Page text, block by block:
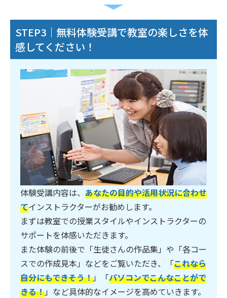
STEP3｜無料体験受講で教室の楽しさを体
感してください！
体験受講内容は、 あなたの目的や活用状況に合わせ
てインストラクターがお勧めします。
まずは教室での授業スタイルやインストラクターの
サポートを体感いただきます。
また体験の前後で「生徒さんの作品集」や「各コー
スでの作成見本」などをご覧いただき、「これなら
自分にもできそう！」「パソコンでこんなことがで
きる！」など具体的なイメージを高めていきます。